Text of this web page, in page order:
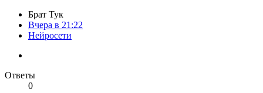
Брат Тук
Вчера в 21:22
Нейросети
Ответы
0